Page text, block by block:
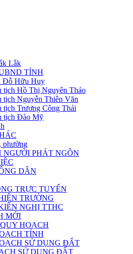
Lắk
TỈNH
Đỗ Hữu Huy
tịch Hồ Thị Nguyên Thảo
tịch Nguyễn Thiên Văn
tịch Trương Công Thái
tịch Đào Mỹ
phường
NGƯỜI PHÁT NGÔN
DÂN
TRỰC TUYẾN
TRƯỜNG
NGHỊ TTHC
MỚI
HOẠCH
TỈNH
SỬ DỤNG ĐẤT
SỬ DỤNG ĐẤT